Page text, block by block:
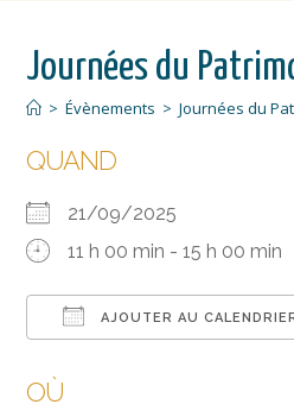
Journées du
> Évènements > Journées du
QUAND
21/09/2025
11 h 00 min - 15 h 00 min
AJOUTER AU
OÙ